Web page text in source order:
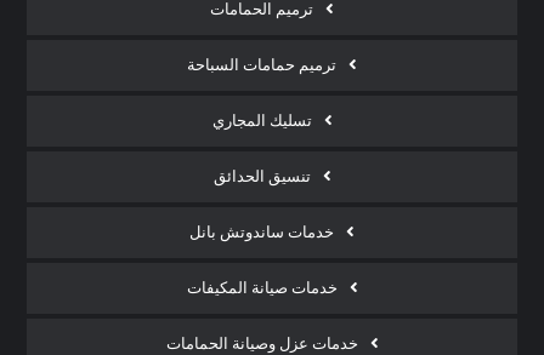
ترميم الحمامات
ترميم حمامات السباحة
تسليك المجاري
تنسيق الحدائق
خدمات ساندوتش بانل
خدمات صيانة المكيفات
خدمات عزل وصيانة الحمامات